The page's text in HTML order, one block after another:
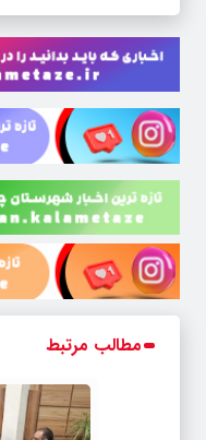
مطالب مرتبط